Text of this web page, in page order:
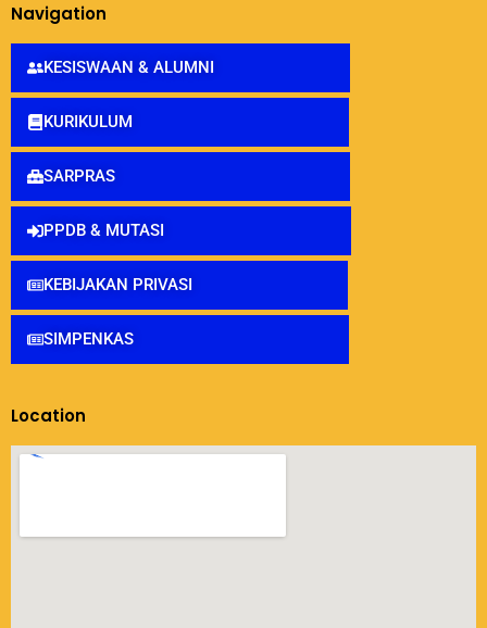
Navigation
KESISWAAN & ALUMNI
KURIKULUM
SARPRAS
PPDB & MUTASI
KEBIJAKAN PRIVASI
SIMPENKAS
Location